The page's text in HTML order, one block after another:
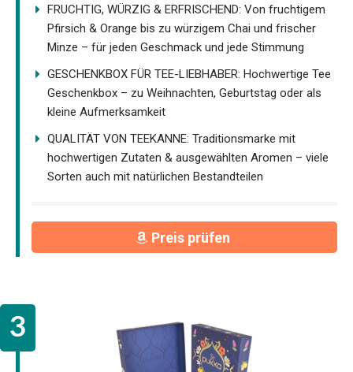
FRUCHTIG, WÜRZIG & ERFRISCHEND: Von fruchtigem
Pfirsich & Orange bis zu würzigem Chai und frischer
Minze – für jeden Geschmack und jede Stimmung
GESCHENKBOX FÜR TEE-LIEBHABER: Hochwertige Tee
Geschenkbox – zu Weihnachten, Geburtstag oder als
kleine Aufmerksamkeit
QUALITÄT VON TEEKANNE: Traditionsmarke mit
hochwertigen Zutaten & ausgewählten Aromen – viele
Sorten auch mit natürlichen Bestandteilen
Preis prüfen